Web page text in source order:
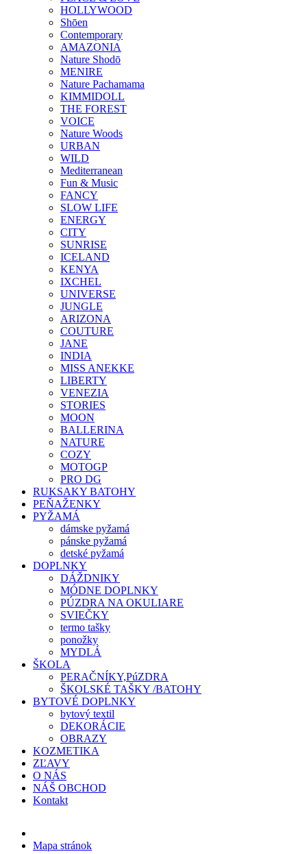
HOLLYWOOD
Shōen
Contemporary
AMAZONIA
Nature Shodō
MENIRE
Nature Pachamama
KIMMIDOLL
THE FOREST
VOICE
Nature Woods
URBAN
WILD
Mediterranean
Fun & Music
FANCY
SLOW LIFE
ENERGY
CITY
SUNRISE
ICELAND
KENYA
IXCHEL
UNIVERSE
JUNGLE
ARIZONA
COUTURE
JANE
INDIA
MISS ANEKKE
LIBERTY
VENEZIA
STORIES
MOON
BALLERINA
NATURE
COZY
MOTOGP
PRO DG
RUKSAKY BATOHY
PEŇAŽENKY
PYŽAMÁ
dámske pyžamá
pánske pyžamá
detské pyžamá
DOPLNKY
DÁŽDNIKY
MÓDNE DOPLNKY
PÚZDRA NA OKULIARE
SVIEČKY
termo tašky
ponožky
MYDLÁ
ŠKOLA
PERAČNÍKY,PúZDRA
ŠKOLSKÉ TAŠKY /BATOHY
BYTOVÉ DOPLNKY
bytový textil
DEKORÁCIE
OBRAZY
KOZMETIKA
ZĽAVY
O NÁS
NÁŠ OBCHOD
Kontakt
Mapa stránok